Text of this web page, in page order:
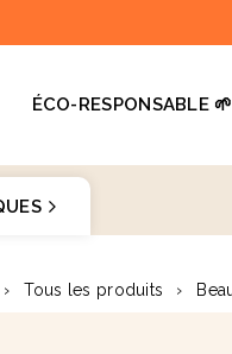
ÉCO-RESPONSABLE 🌱
tout
› Tous les produits ›